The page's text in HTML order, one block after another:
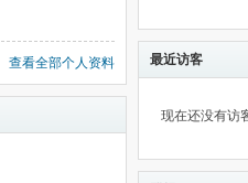
查看全部个人资料 最近访客
现在还没有访